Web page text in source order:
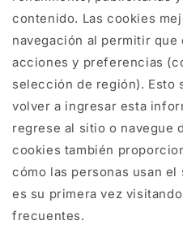
contenido. Las cookies
navegación al permitir
acciones y preferencias
selección de región). Esto
volver a ingresar esta
regrese al sitio o navegue
cookies también
cómo las personas usan
es su primera vez
frecuentes.